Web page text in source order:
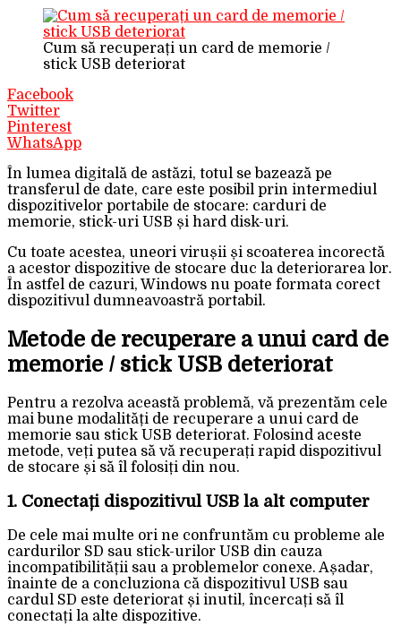
Cum să recuperați un card de memorie /
stick USB deteriorat
Facebook
Twitter
Pinterest
WhatsApp
În lumea digitală de astăzi, totul se bazează pe
transferul de date, care este posibil prin intermediul
dispozitivelor portabile de stocare: carduri de
memorie, stick-uri USB și hard disk-uri.
Cu toate acestea, uneori virușii și scoaterea incorectă
a acestor dispozitive de stocare duc la deteriorarea lor.
În astfel de cazuri, Windows nu poate formata corect
dispozitivul dumneavoastră portabil.
Metode de recuperare a unui card de
memorie / stick USB deteriorat
Pentru a rezolva această problemă, vă prezentăm cele
mai bune modalități de recuperare a unui card de
memorie sau stick USB deteriorat. Folosind aceste
metode, veți putea să vă recuperați rapid dispozitivul
de stocare și să îl folosiți din nou.
1. Conectați dispozitivul USB la alt computer
De cele mai multe ori ne confruntăm cu probleme ale
cardurilor SD sau stick-urilor USB din cauza
incompatibilității sau a problemelor conexe. Așadar,
înainte de a concluziona că dispozitivul USB sau
cardul SD este deteriorat și inutil, încercați să îl
conectați la alte dispozitive.